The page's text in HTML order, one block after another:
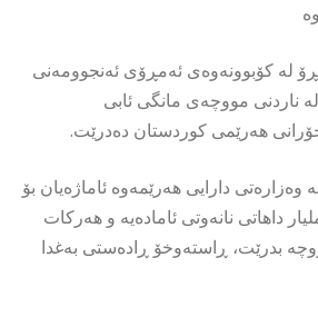
لە كۆبوونەوەی ئەمڕۆی ئەنجوومەنی
ناردنی مووچەی مانگی ئابی
هەرێمی كوردستان دەدرێت.
دارایی هەرێمەوە ئاماژەیان بۆ
كردووە، كە 120 ملیار داهاتی نانەوتی ئامادەیە و هەركات
بدرێت، ڕاستەوخۆ ڕادەستی بەغدا